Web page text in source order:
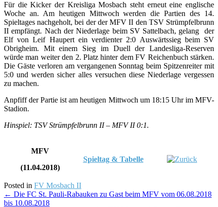
Für die Kicker der Kreisliga Mosbach steht erneut eine englische
Woche an. Am heutigen Mittwoch werden die Partien des 14.
Spieltages nachgeholt, bei der der MFV II den TSV Strümpfelbrunn
II empfängt. Nach der Niederlage beim SV Sattelbach, gelang der
Elf von Leif Haupert ein verdienter 2:0 Auswärtssieg beim SV
Obrigheim. Mit einem Sieg im Duell der Landesliga-Reserven
würde man weiter den 2. Platz hinter dem FV Reichenbuch stärken.
Die Gäste verloren am vergangenen Sonntag beim Spitzenreiter mit
5:0 und werden sicher alles versuchen diese Niederlage vergessen
zu machen.
Anpfiff der Partie ist am heutigen Mittwoch um 18:15 Uhr im MFV-
Stadion.
Hinspiel: TSV Strümpfelbrunn II – MFV II 0:1.
MFV
(11.04.2018)
Spieltag & Tabelle
Posted in FV Mosbach II
Post
← Die FC St. Pauli-Rabauken zu Gast beim MFV vom 06.08.2018
bis 10.08.2018